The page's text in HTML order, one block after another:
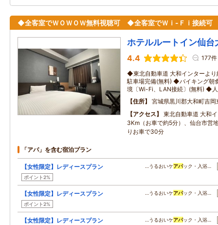
◆全客室でＷＯＷＯＷ無料視聴可 ◆全客室でＷｉ-Ｆｉ接続可
ホテルルートイン仙台
4.4 177件
◆東北自動車道 大和インターよ
駐車場完備(無料) ◆バイキング朝
境〔Wi-Fi、LAN接続〕(無料) ◆
住所
宮城県黒川郡大和町吉
アクセス
東北自動車道 大和
3Km（お車で約5分）、仙台市営
りお車で30分
「アパ」を含む宿泊プラン
【女性限定】レディースプラン
ポイント2%
…うるおいケアパック・入浴…
【女性限定】レディースプラン
ポイント2%
…うるおいケアパック・入浴…
【女性限定】レディースプラン …うるおいケアパック・入浴…